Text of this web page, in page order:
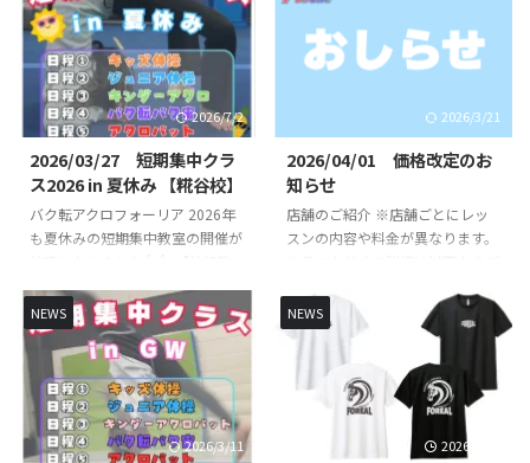
2026/7/2
2026/03/27 短期集中クラ
ス2026 in 夏休み 【糀谷校】
バク転アクロフォーリア 2026年
も夏休みの短期集中教室の開催が
宙短期集中クラス】【アクロバッ
ト短期集中クラス】を開講いたし
ます！バク転を出来るようになり
たいお子様やできるようになりた
い技など基礎基本から競技レベル
の技まで練習していきます👌 初
心者未経験の方でもスタッフが丁
2026/3/21
2026/04/01 価格改定のお
知らせ
店舗のご紹介 ※店舗ごとにレッ
スンの内容や料金が異なります。
校 （直営校） FOREAL京急蒲田校
のレッスンスケジュールや開講ク
い。 FOREAL京急蒲田校 COZY蒲
田校 （定期レッスン） COZY蒲
田校のレッスンスケジュールや開
講クラスはこちらからご確認くだ
NEWS
2026/3/11
NEWS
2026/2/19